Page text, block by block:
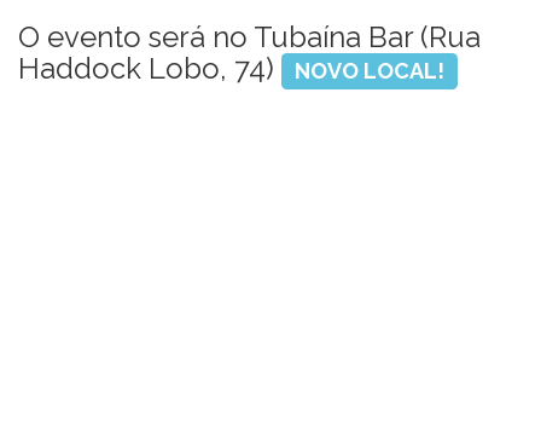
O evento será no Tubaína Bar (Rua
Haddock Lobo, 74)
NOVO LOCAL!